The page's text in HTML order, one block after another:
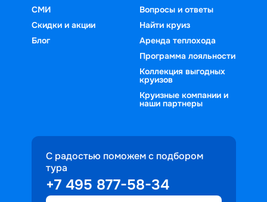
СМИ
Скидки и акции
Блог
Вопросы и ответы
Найти круиз
Аренда теплохода
Программа лояльности
Коллекция выгодных
круизов
Круизные компании и
наши партнеры
С радостью поможем с подбором
тура
+7 495 877-58-34